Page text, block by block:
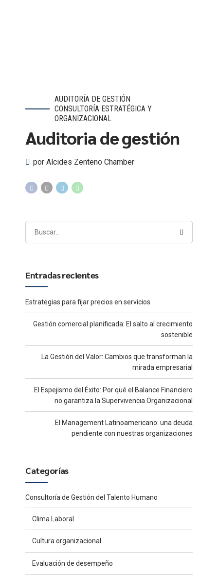
AUDITORÍA DE GESTIÓN
CONSULTORÍA ESTRATÉGICA Y
ORGANIZACIONAL
Auditoria de gestión
por Alcides Zenteno Chamber
Entradas recientes
Estrategias para fijar precios en servicios
Gestión comercial planificada: El salto al crecimiento
sostenible
La Gestión del Valor: Cambios que transforman la
mirada empresarial
El Espejismo del Éxito: Por qué el Balance Financiero
no garantiza la Supervivencia Organizacional
El Management Latinoamericano: una deuda
pendiente con nuestras organizaciones
Categorías
Consultoría de Gestión del Talento Humano
Clima Laboral
Cultura organizacional
Evaluación de desempeño